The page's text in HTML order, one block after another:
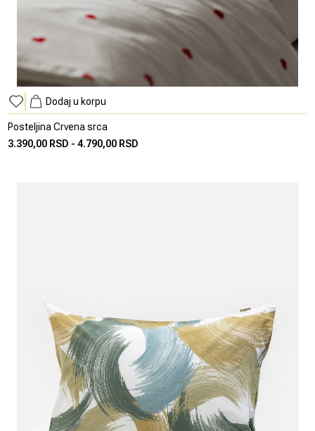
Dodaj u korpu
Posteljina Crvena srca
3.390,00 RSD - 4.790,00 RSD